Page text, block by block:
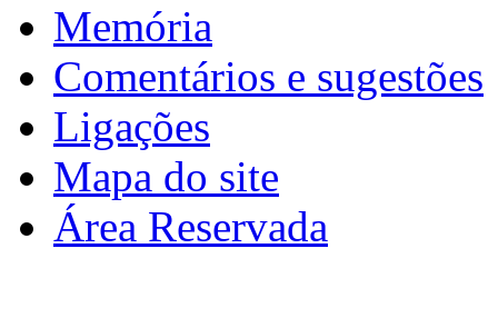
Memória
Comentários e sugestões
Ligações
Mapa do site
Área Reservada